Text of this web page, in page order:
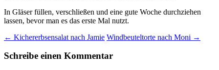
In Gläser füllen, verschließen und eine gute Woche durchziehen
lassen, bevor man es das erste Mal nutzt.
Beitragsnavigation
← Kichererbsensalat nach Jamie Windbeuteltorte nach Moni →
Schreibe einen Kommentar